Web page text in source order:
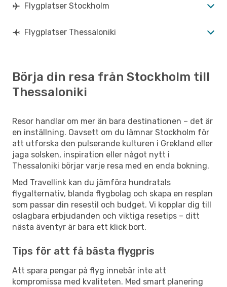
Flygplatser Stockholm
Flygplatser Thessaloniki
Börja din resa från Stockholm till
Thessaloniki
Resor handlar om mer än bara destinationen – det är
en inställning. Oavsett om du lämnar Stockholm för
att utforska den pulserande kulturen i Grekland eller
jaga solsken, inspiration eller något nytt i
Thessaloniki börjar varje resa med en enda bokning.
Med Travellink kan du jämföra hundratals
flygalternativ, blanda flygbolag och skapa en resplan
som passar din resestil och budget. Vi kopplar dig till
oslagbara erbjudanden och viktiga resetips – ditt
nästa äventyr är bara ett klick bort.
Tips för att få bästa flygpris
Att spara pengar på flyg innebär inte att
kompromissa med kvaliteten. Med smart planering